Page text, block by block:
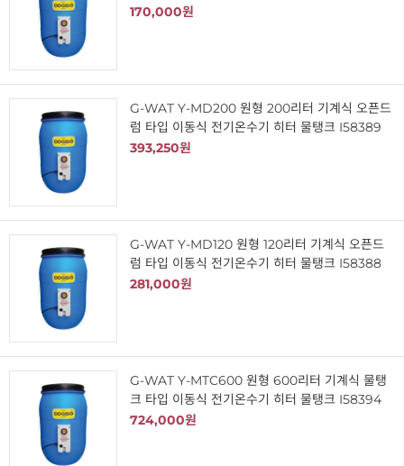
170,000원
G-WAT Y-MD200 원형 200리터 기계식 오픈드
럼 타입 이동식 전기온수기 히터 물탱크 I58389
393,250원
G-WAT Y-MD120 원형 120리터 기계식 오픈드
럼 타입 이동식 전기온수기 히터 물탱크 I58388
281,000원
G-WAT Y-MTC600 원형 600리터 기계식 물탱
크 타입 이동식 전기온수기 히터 물탱크 I58394
724,000원